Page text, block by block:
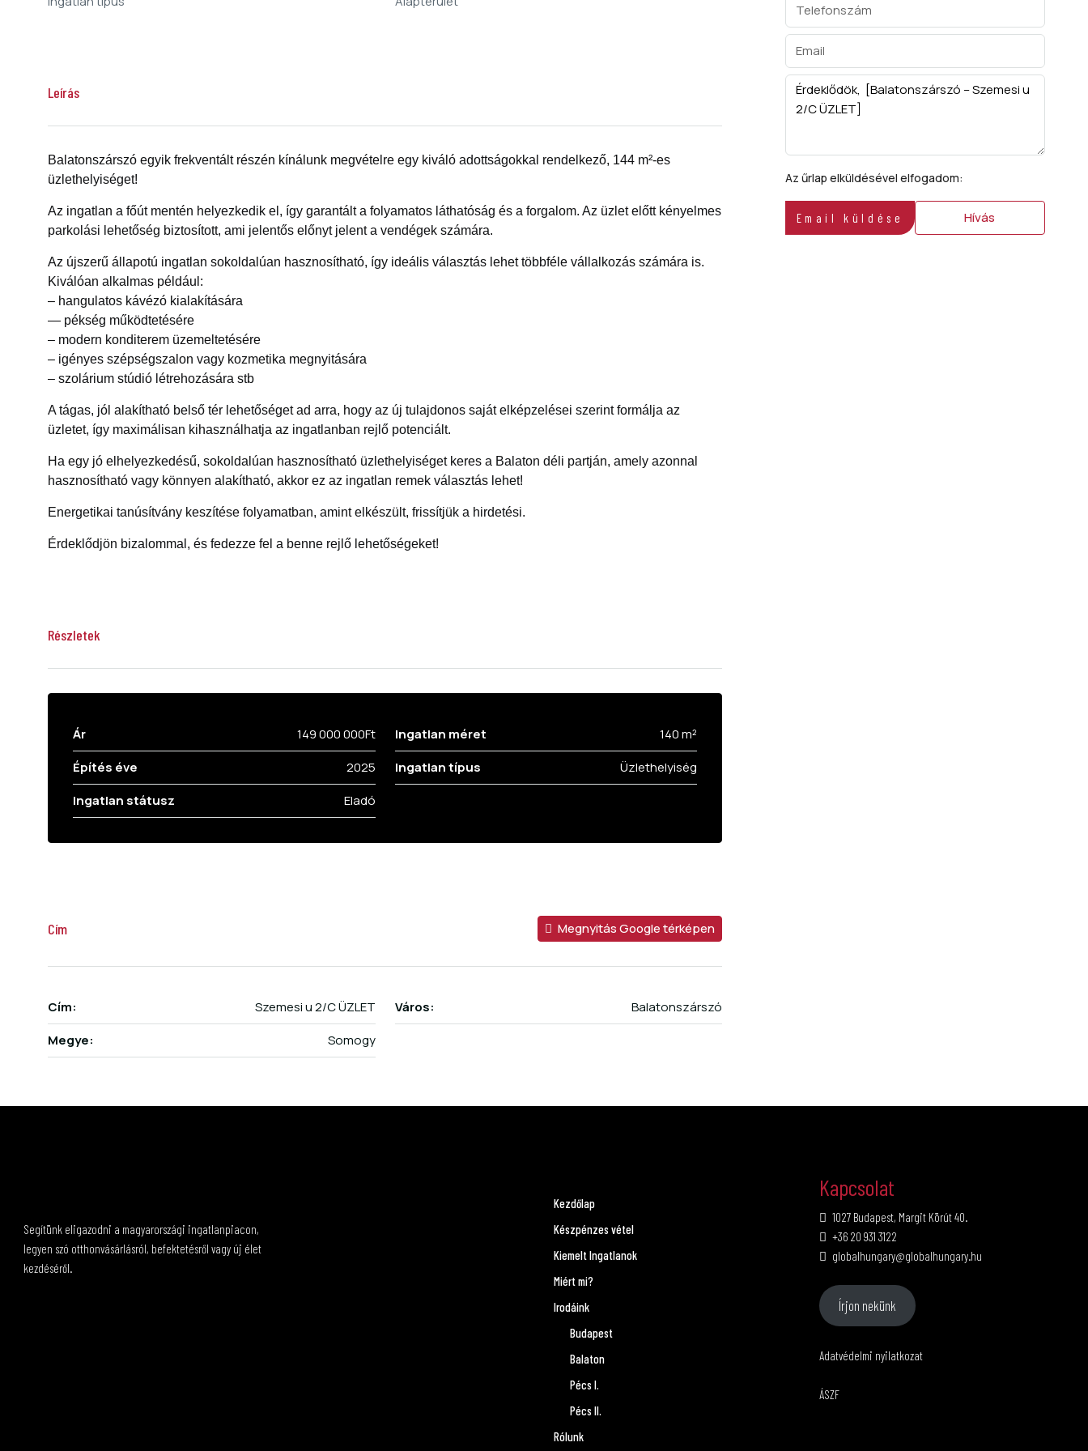
Az űrlap elküldésével elfogadom:
Email küldése Hívás
Leírás
Balatonszárszó egyik frekventált részén kínálunk megvételre egy kiváló adottságokkal rendelkező, 144 m²-es
üzlethelyiséget!
Az ingatlan a főút mentén helyezkedik el, így garantált a folyamatos láthatóság és a forgalom. Az üzlet előtt kényelmes
parkolási lehetőség biztosított, ami jelentős előnyt jelent a vendégek számára.
Az újszerű állapotú ingatlan sokoldalúan hasznosítható, így ideális választás lehet többféle vállalkozás számára is.
Kiválóan alkalmas például:
– hangulatos kávézó kialakítására
— pékség működtetésére
– modern konditerem üzemeltetésére
– igényes szépségszalon vagy kozmetika megnyitására
– szolárium stúdió létrehozására stb
A tágas, jól alakítható belső tér lehetőséget ad arra, hogy az új tulajdonos saját elképzelései szerint formálja az
üzletet, így maximálisan kihasználhatja az ingatlanban rejlő potenciált.
Ha egy jó elhelyezkedésű, sokoldalúan hasznosítható üzlethelyiséget keres a Balaton déli partján, amely azonnal
hasznosítható vagy könnyen alakítható, akkor ez az ingatlan remek választás lehet!
Energetikai tanúsítvány keszítése folyamatban, amint elkészült, frissítjük a hirdetési.
Érdeklődjön bizalommal, és fedezze fel a benne rejlő lehetőségeket!
Részletek
Ár 149 000 000Ft Ingatlan méret
140 m²
Építés éve
2025 Ingatlan típus
Üzlethelyiség
Ingatlan státusz
Eladó
Cím Megnyitás Google térképen
Cím: Szemesi u 2/C ÜZLET Város:
Balatonszárszó
Megye:
Somogy
Az űrlap elküldésével elfogadom:
Email küldése Hívás
Segítünk eligazodni a magyarországi ingatlanpiacon,
legyen szó otthonvásárlásról, befektetésről vagy új élet
kezdéséről.
Kezdőlap
Készpénzes vétel
Kiemelt Ingatlanok
Miért mi?
Irodáink
Budapest
Balaton
Pécs I.
Pécs II.
Rólunk
Kapcsolat
1027 Budapest, Margit Körút 40.
+36 20 931 3122
globalhungary@globalhungary.hu
Írjon nekünk
Adatvédelmi nyilatkozat
ÁSZF